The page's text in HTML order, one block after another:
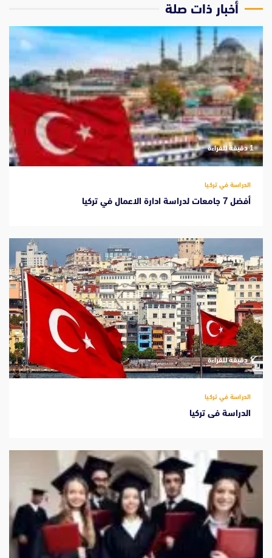
‫أخبار ذات صلة
‫1 دقيقة للقراءة
الدراسة في تركيا
أفضل 7 جامعات لدراسة ادارة الاعمال في تركيا
‫1 دقيقة للقراءة
الدراسة في تركيا
الدراسة فى تركيا